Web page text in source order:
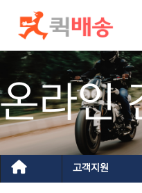
건너뛰기
온라인
고객지원